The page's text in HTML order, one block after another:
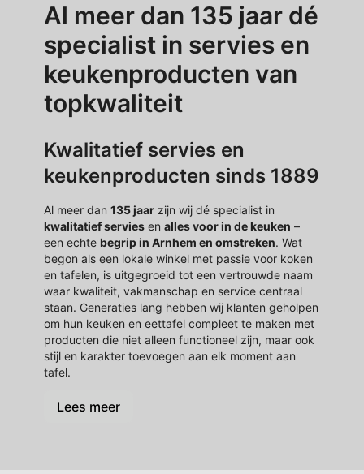
Al meer dan 135 jaar dé
specialist in servies en
keukenproducten van
topkwaliteit
Kwalitatief servies en
keukenproducten sinds 1889
Al meer dan 135 jaar zijn wij dé specialist in
kwalitatief servies en alles voor in de keuken –
een echte begrip in Arnhem en omstreken. Wat
begon als een lokale winkel met passie voor koken
en tafelen, is uitgegroeid tot een vertrouwde naam
waar kwaliteit, vakmanschap en service centraal
staan. Generaties lang hebben wij klanten geholpen
om hun keuken en eettafel compleet te maken met
producten die niet alleen functioneel zijn, maar ook
stijl en karakter toevoegen aan elk moment aan
tafel.
Lees meer